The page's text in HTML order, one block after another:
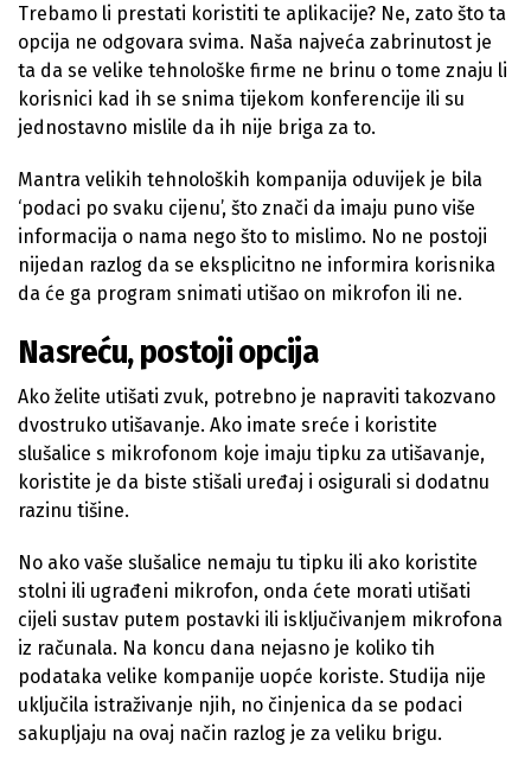
Trebamo li prestati koristiti te aplikacije? Ne, zato što ta
opcija ne odgovara svima. Naša najveća zabrinutost je
ta da se velike tehnološke firme ne brinu o tome znaju li
korisnici kad ih se snima tijekom konferencije ili su
jednostavno mislile da ih nije briga za to.
Mantra velikih tehnoloških kompanija oduvijek je bila
‘podaci po svaku cijenu’, što znači da imaju puno više
informacija o nama nego što to mislimo. No ne postoji
nijedan razlog da se eksplicitno ne informira korisnika
da će ga program snimati utišao on mikrofon ili ne.
Nasreću, postoji opcija
Ako želite utišati zvuk, potrebno je napraviti takozvano
dvostruko utišavanje. Ako imate sreće i koristite
slušalice s mikrofonom koje imaju tipku za utišavanje,
koristite je da biste stišali uređaj i osigurali si dodatnu
razinu tišine.
No ako vaše slušalice nemaju tu tipku ili ako koristite
stolni ili ugrađeni mikrofon, onda ćete morati utišati
cijeli sustav putem postavki ili isključivanjem mikrofona
iz računala. Na koncu dana nejasno je koliko tih
podataka velike kompanije uopće koriste. Studija nije
uključila istraživanje njih, no činjenica da se podaci
sakupljaju na ovaj način razlog je za veliku brigu.